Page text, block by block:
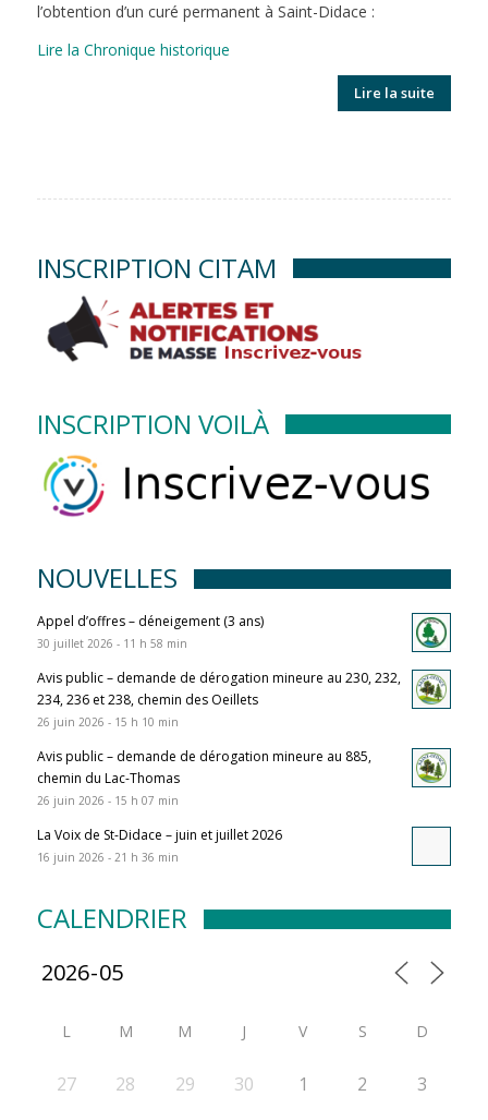
l’obtention d’un curé permanent à Saint-Didace :
Lire la Chronique historique
Lire la suite
INSCRIPTION CITAM
INSCRIPTION VOILÀ
NOUVELLES
Appel d’offres – déneigement (3 ans)
30 juillet 2026 - 11 h 58 min
Avis public – demande de dérogation mineure au 230, 232,
234, 236 et 238, chemin des Oeillets
26 juin 2026 - 15 h 10 min
Avis public – demande de dérogation mineure au 885,
chemin du Lac-Thomas
26 juin 2026 - 15 h 07 min
La Voix de St-Didace – juin et juillet 2026
16 juin 2026 - 21 h 36 min
CALENDRIER
L M M J V S D
27 28 29 30 1 2 3